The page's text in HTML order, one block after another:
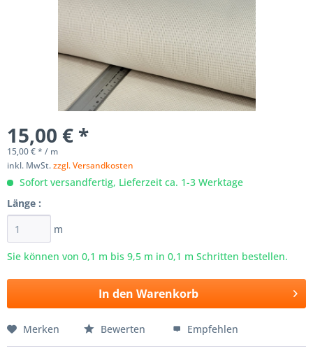
15,00 € *
15,00 € * / m
inkl. MwSt.zzgl. Versandkosten
Sofort versandfertig, Lieferzeit ca. 1-3 Werktage
Länge :
m
Sie können von 0,1 m bis 9,5 m in 0,1 m Schritten bestellen.
In den Warenkorb
Merken Bewerten Empfehlen